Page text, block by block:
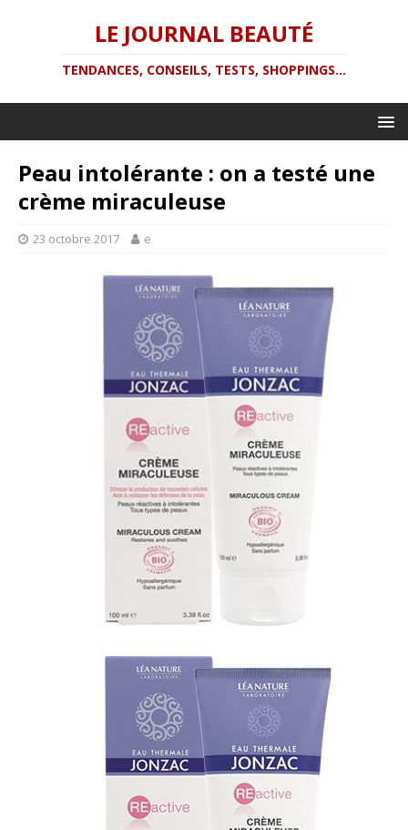
LE JOURNAL BEAUTÉ
TENDANCES, CONSEILS, TESTS, SHOPPINGS...
Peau intolérante : on a testé une
crème miraculeuse
23 octobre 2017 e